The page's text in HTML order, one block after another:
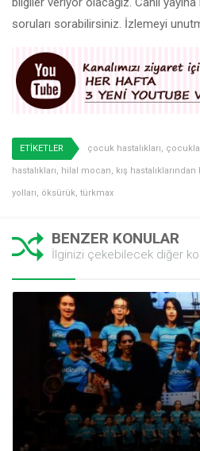
soruları sorabilirsiniz. İzlemeyi
ETİKETLER çocuk hastalıkları
hastalıkları hilal mocan kış
yolları öksürük türkmax
BENZER KONULAR
İlginizi çekebilecek diğer